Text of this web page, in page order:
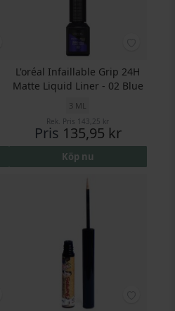
L'oréal Infaillable Grip 24H
Matte Liquid Liner - 02 Blue
3 ML
Rek. Pris 143,25 kr
Pris 135,95 kr
Köp nu